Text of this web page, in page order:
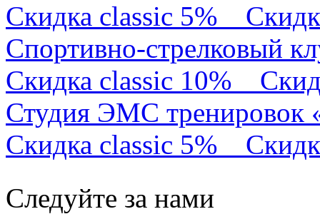
Скидка classic 5%
Спортивно-стрелковый
Скидка classic 10%
Студия ЭМС тренировок
Скидка classic 5%
Следуйте за нами